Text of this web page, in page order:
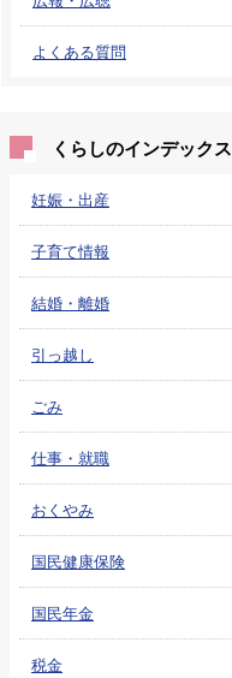
よくある質問
くらしのインデックス
妊娠・出産
子育て情報
結婚・離婚
引っ越し
ごみ
仕事・就職
おくやみ
国民健康保険
国民年金
税金